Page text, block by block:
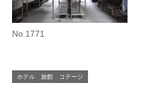
No.1771
ホテル 旅館 コテージ